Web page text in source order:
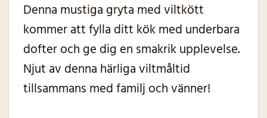
Denna mustiga gryta med viltkött
kommer att fylla ditt kök med underbara
dofter och ge dig en smakrik upplevelse.
Njut av denna härliga viltmåltid
tillsammans med familj och vänner!